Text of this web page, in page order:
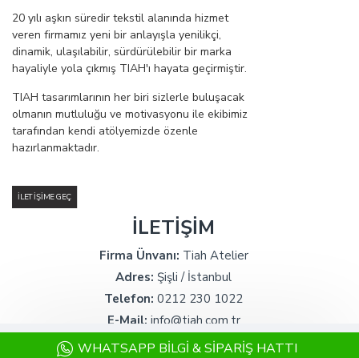
WHATSAPP BILGI & SIPARIŞ HATTI
20 yılı aşkın süredir tekstil alanında hizmet
veren firmamız yeni bir anlayışla yenilikçi,
dinamik, ulaşılabilir, sürdürülebilir bir marka
hayaliyle yola çıkmış TIAH'ı hayata geçirmiştir.
TIAH tasarımlarının her biri sizlerle buluşacak
olmanın mutluluğu ve motivasyonu ile ekibimiz
tarafından kendi atölyemizde özenle
hazırlanmaktadır.
İLETIŞIME GEÇ
İLETİŞİM
Firma Ünvanı: Tiah Atelier
Adres: Şişli / İstanbul
Telefon: 0212 230 1022
E-Mail: info@tiah.com.tr